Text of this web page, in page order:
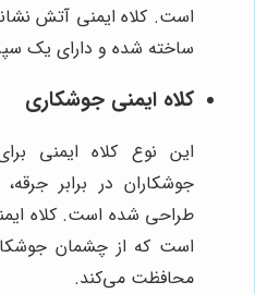
است. کلاه ایمنی آتش
ساخته شده و دارای یک
کلاه ایمنی جوشکاری
این نوع کلاه ایمنی
جوشکاران در برابر
طراحی شده است. کلاه
است که از چشمان
محافظت می‌کند.